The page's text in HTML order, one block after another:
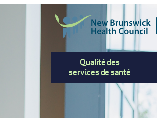
Aller
Qualité des
services de santé